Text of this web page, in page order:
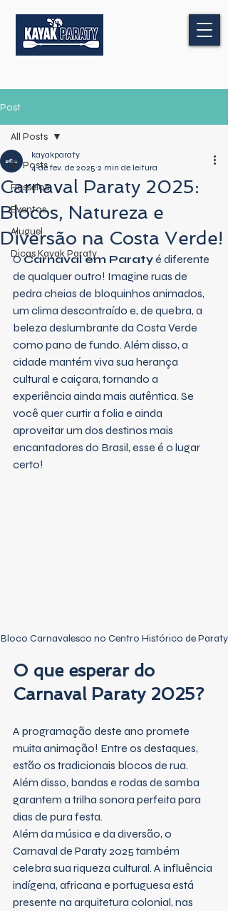
Post
All Posts
Passeios
Eventos
Aluguel
Dicas Kayak Paraty
All Posts
Carnaval Paraty 2025:
Blocos, Natureza e
Diversão na Costa Verde!
kayakparaty
4 de fev. de 2025 2 min de leitura
O Carnaval em Paraty é diferente
de qualquer outro! Imagine ruas de
pedra cheias de bloquinhos animados,
um clima descontraído e, de quebra, a
beleza deslumbrante da Costa Verde
como pano de fundo. Além disso, a
cidade mantém viva sua herança
cultural e caiçara, tornando a
experiência ainda mais autêntica. Se
você quer curtir a folia e ainda
aproveitar um dos destinos mais
encantadores do Brasil, esse é o lugar
certo!
Bloco Carnavalesco no Centro Histórico de Paraty
O que esperar do
Carnaval Paraty 2025?
A programação deste ano promete
muita animação! Entre os destaques,
estão os tradicionais blocos de rua.
Além disso, bandas e rodas de samba
garantem a trilha sonora perfeita para
dias de pura festa.
Além da música e da diversão, o
Carnaval de Paraty 2025 também
celebra sua riqueza cultural. A influência
indígena, africana e portuguesa está
presente na arquitetura colonial, nas